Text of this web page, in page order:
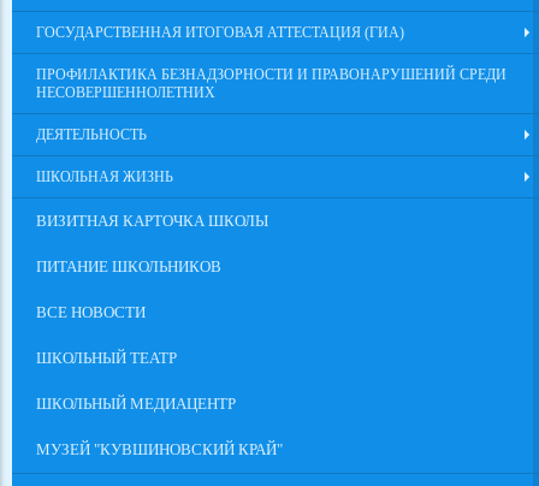
ГОСУДАРСТВЕННАЯ ИТОГОВАЯ АТТЕСТАЦИЯ (ГИА)
ПРОФИЛАКТИКА БЕЗНАДЗОРНОСТИ И ПРАВОНАРУШЕНИЙ СРЕДИ
НЕСОВЕРШЕННОЛЕТНИХ
ДЕЯТЕЛЬНОСТЬ
ШКОЛЬНАЯ ЖИЗНЬ
ВИЗИТНАЯ КАРТОЧКА ШКОЛЫ
ПИТАНИЕ ШКОЛЬНИКОВ
ВСЕ НОВОСТИ
ШКОЛЬНЫЙ ТЕАТР
ШКОЛЬНЫЙ МЕДИАЦЕНТР
МУЗЕЙ "КУВШИНОВСКИЙ КРАЙ"